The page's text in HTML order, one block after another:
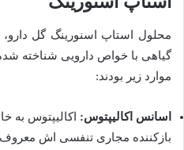
محلول استاپ اسنورینگ گل
گیاهی با خواص دارویی شناخته
موارد زیر بودند:
اسانس اکالیپتوس: اکالیپتوس به
بازکننده مجاری تنفسی اش